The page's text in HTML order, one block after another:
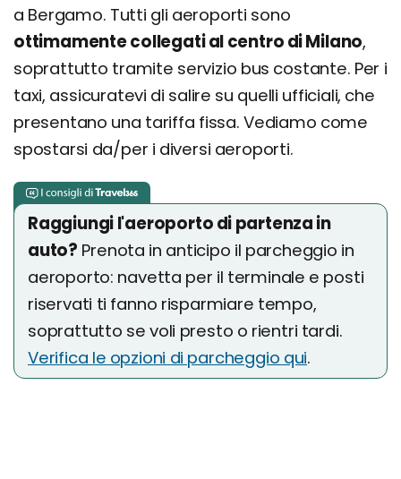
a Bergamo. Tutti gli aeroporti sono
ottimamente collegati al centro di Milano,
soprattutto tramite servizio bus costante. Per i
taxi, assicuratevi di salire su quelli ufficiali, che
presentano una tariffa fissa. Vediamo come
spostarsi da/per i diversi aeroporti.
Raggiungi l'aeroporto di partenza in
auto? Prenota in anticipo il parcheggio in
aeroporto: navetta per il terminale e posti
riservati ti fanno risparmiare tempo,
soprattutto se voli presto o rientri tardi.
Verifica le opzioni di parcheggio qui.